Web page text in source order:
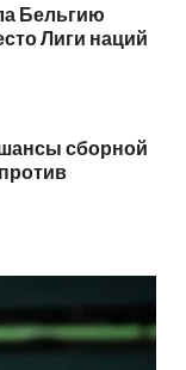
Бельгию
Лиги наций
сборной